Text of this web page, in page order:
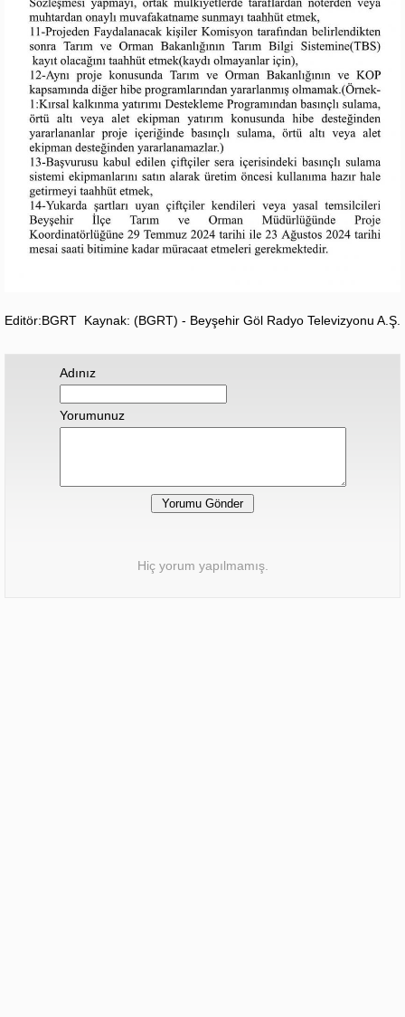
Editör:BGRT Kaynak: (BGRT) - Beyşehir Göl Radyo Televizyonu A.Ş.
Adınız
Yorumunuz
Hiç yorum yapılmamış.